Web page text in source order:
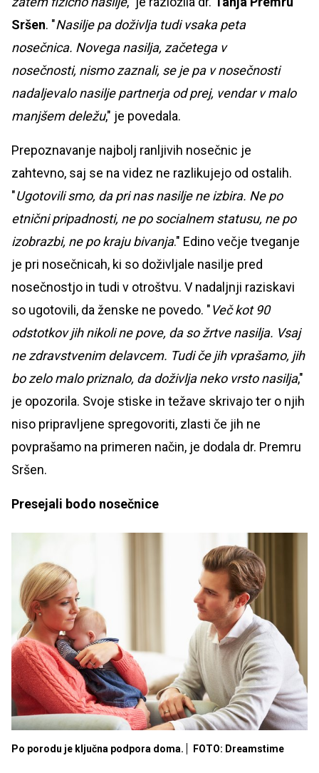
Sršen. "Nasilje pa doživlja tudi vsaka peta
nosečnica. Novega nasilja, začetega v
nosečnosti, nismo zaznali, se je pa v nosečnosti
nadaljevalo nasilje partnerja od prej, vendar v malo
manjšem deležu," je povedala.
Prepoznavanje najbolj ranljivih nosečnic je
zahtevno, saj se na videz ne razlikujejo od ostalih.
"Ugotovili smo, da pri nas nasilje ne izbira. Ne po
etnični pripadnosti, ne po socialnem statusu, ne po
izobrazbi, ne po kraju bivanja." Edino večje tveganje
je pri nosečnicah, ki so doživljale nasilje pred
nosečnostjo in tudi v otroštvu. V nadaljnji raziskavi
so ugotovili, da ženske ne povedo. "Več kot 90
odstotkov jih nikoli ne pove, da so žrtve nasilja. Vsaj
ne zdravstvenim delavcem. Tudi če jih vprašamo, jih
bo zelo malo priznalo, da doživlja neko vrsto nasilja,"
je opozorila. Svoje stiske in težave skrivajo ter o njih
niso pripravljene spregovoriti, zlasti če jih ne
povprašamo na primeren način, je dodala dr. Premru
Sršen.
Presejali bodo nosečnice
Po porodu je ključna podpora doma. FOTO: Dreamstime